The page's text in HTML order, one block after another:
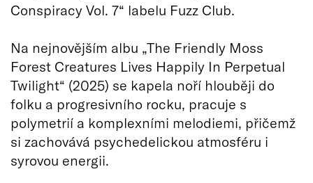
Conspiracy Vol. 7“ labelu Fuzz Club.
Na nejnovějším albu „The Friendly Moss
Forest Creatures Lives Happily In Perpetual
Twilight“ (2025) se kapela noří hlouběji do
folku a progresivního rocku, pracuje s
polymetrií a komplexními melodiemi, přičemž
si zachovává psychedelickou atmosféru i
syrovou energii.